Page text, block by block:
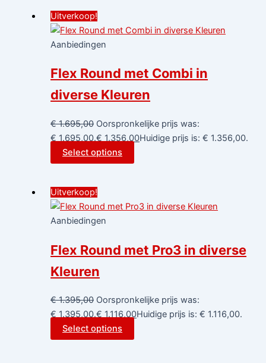
Uitverkoop!
Aanbiedingen
Flex Round met Combi in
diverse Kleuren
€1.695,00 Oorspronkelijke prijs was:
€ 1.695,00.€ 1.356,00Huidige prijs is: € 1.356,00.
Select options
Uitverkoop!
Aanbiedingen
Flex Round met Pro3 in diverse
Kleuren
€1.395,00 Oorspronkelijke prijs was:
€ 1.395,00.€ 1.116,00Huidige prijs is: € 1.116,00.
Select options